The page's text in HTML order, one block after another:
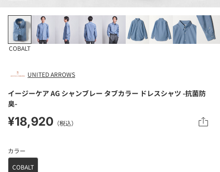
COBALT
UNITED ARROWS
イージーケア AG シャンブレー タブカラー ドレスシャツ -抗菌防
臭-
¥18,920 （税込）
カラー
COBALT